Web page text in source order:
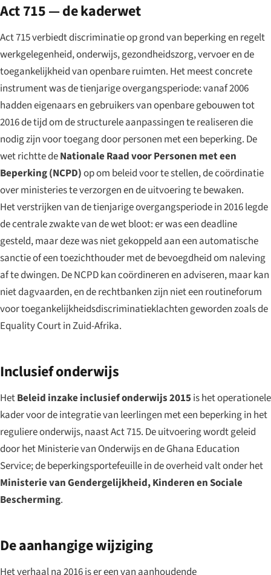
Act 715 — de kaderwet
Act 715 verbiedt discriminatie op grond van beperking en regelt
werkgelegenheid, onderwijs, gezondheidszorg, vervoer en de
toegankelijkheid van openbare ruimten. Het meest concrete
instrument was de tienjarige overgangsperiode: vanaf 2006
hadden eigenaars en gebruikers van openbare gebouwen tot
2016 de tijd om de structurele aanpassingen te realiseren die
nodig zijn voor toegang door personen met een beperking. De
wet richtte deNationale Raad voor Personen met een
Beperking (NCPD)op om beleid voor te stellen, de coördinatie
over ministeries te verzorgen en de uitvoering te bewaken.
Het verstrijken van de tienjarige overgangsperiode in 2016 legde
de centrale zwakte van de wet bloot: er was een deadline
gesteld, maar deze was niet gekoppeld aan een automatische
sanctie of een toezichthouder met de bevoegdheid om naleving
af te dwingen. De NCPD kan coördineren en adviseren, maar kan
niet dagvaarden, en de rechtbanken zijn niet een routineforum
voor toegankelijkheidsdiscriminatieklachten geworden zoals de
Equality Court in Zuid-Afrika.
Inclusief onderwijs
HetBeleid inzake inclusief onderwijs 2015is het operationele
kader voor de integratie van leerlingen met een beperking in het
reguliere onderwijs, naast Act 715. De uitvoering wordt geleid
door het Ministerie van Onderwijs en de Ghana Education
Service; de beperkingsportefeuille in de overheid valt onder het
Ministerie van Gendergelijkheid, Kinderen en Sociale
Bescherming.
De aanhangige wijziging
Het verhaal na 2016 is er een van aanhoudende